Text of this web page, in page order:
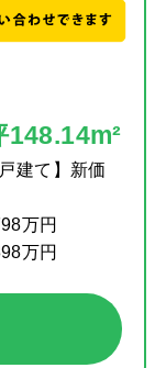
建て】新価
万円
万円